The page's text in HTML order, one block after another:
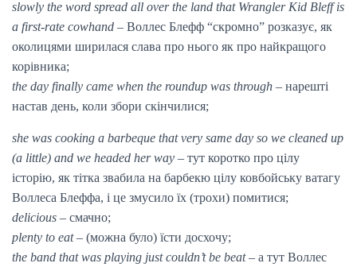
slowly the word spread all over the land that Wrangler Kid Bleff is
a first-rate cowhand – Воллес Блефф “скромно” розказує, як
околицями ширилася слава про нього як про найкращого
корівника;
the day finally came when the roundup was through – нарешті
настав день, коли збори скінчилися;
she was cooking a barbeque that very same day so we cleaned up
(a little) and we headed her way – тут коротко про цілу
історію, як тітка звабила на барбекю цілу ковбойську ватагу
Воллеса Блеффа, і це змусило їх (трохи) помитися;
delicious – смачно;
plenty to eat– (можна було) їсти досхочу;
the band that was playing just couldn’t be beat– а тут Воллес